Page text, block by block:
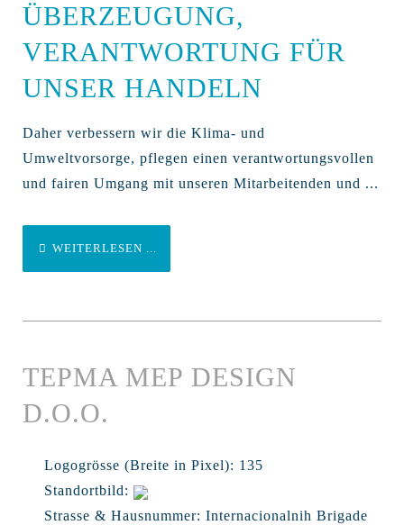
ÜBERZEUGUNG,
VERANTWORTUNG FÜR
UNSER HANDELN
Daher verbessern wir die Klima- und
Umweltvorsorge, pflegen einen verantwortungsvollen
und fairen Umgang mit unseren Mitarbeitenden und ...
WEITERLESEN ...
TEPMA MEP DESIGN
D.O.O.
Logogrösse (Breite in Pixel): 135
Standortbild:
Strasse & Hausnummer: Internacionalnih Brigade